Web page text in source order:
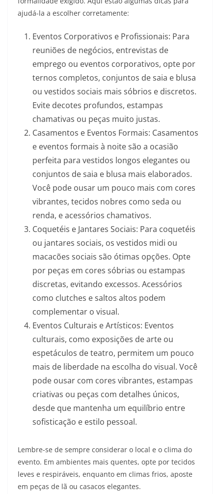
ajudá-la a escolher corretamente:
Eventos Corporativos e Profissionais: Para
reuniões de negócios, entrevistas de
emprego ou eventos corporativos, opte por
ternos completos, conjuntos de saia e blusa
ou vestidos sociais mais sóbrios e discretos.
Evite decotes profundos, estampas
chamativas ou peças muito justas.
Casamentos e Eventos Formais: Casamentos
e eventos formais à noite são a ocasião
perfeita para vestidos longos elegantes ou
conjuntos de saia e blusa mais elaborados.
Você pode ousar um pouco mais com cores
vibrantes, tecidos nobres como seda ou
renda, e acessórios chamativos.
Coquetéis e Jantares Sociais: Para coquetéis
ou jantares sociais, os vestidos midi ou
macacões sociais são ótimas opções. Opte
por peças em cores sóbrias ou estampas
discretas, evitando excessos. Acessórios
como clutches e saltos altos podem
complementar o visual.
Eventos Culturais e Artísticos: Eventos
culturais, como exposições de arte ou
espetáculos de teatro, permitem um pouco
mais de liberdade na escolha do visual. Você
pode ousar com cores vibrantes, estampas
criativas ou peças com detalhes únicos,
desde que mantenha um equilíbrio entre
sofisticação e estilo pessoal.
Lembre-se de sempre considerar o local e o clima do
evento. Em ambientes mais quentes, opte por tecidos
leves e respiráveis, enquanto em climas frios, aposte
em peças de lã ou casacos elegantes.